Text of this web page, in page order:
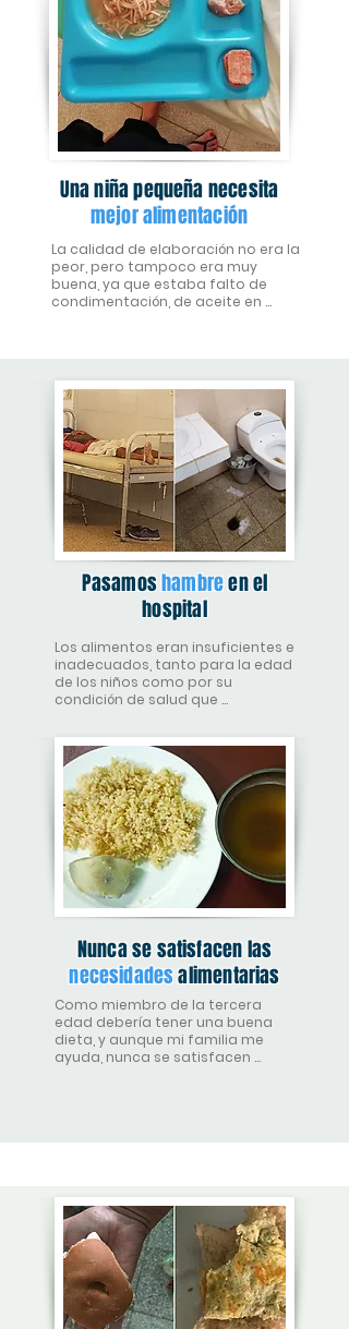
Una niña pequeña necesita
mejor alimentación
La calidad de elaboración no era la
peor, pero tampoco era muy
buena, ya que estaba falto de
condimentación, de aceite en
Pasamoshambreen el
hospital
Los alimentos eran insuficientes e
inadecuados, tanto para la edad
de los niños como por su
condición de salud que
para fortalecer las defensas.
Nunca se satisfacen las
necesidadesalimentarias
Como miembro de la tercera
edad debería tener una buena
dieta, y aunque mi familia me
ayuda, nunca se satisfacen